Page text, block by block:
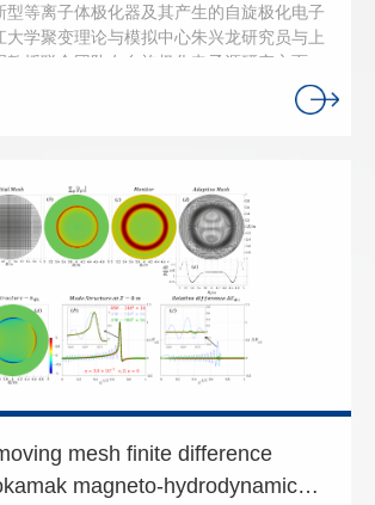
Pinching in Nonuniform Plasmas”。 研
密度梯度非均匀等离子体——即沿电子束传
此作用构型下，电子束传输过程中受到的横
，从而实现全域整体性快速箍缩；被高度压
据理论模型，电子束在此过程中Betatron辐射
不断增加，激发高能强辐射。由此导致束流
场辐射主导的新作用机制，最终高效产生准
，如示意图1所示。图1. 电子束在非均匀等离
缩实现高效辐射，产生准直伽马射线源的原
利用三维粒子数值模拟程序详细研究了该物
，采用5 GeV纳库级电子束与400微米长的密
等离子体相互作用后，电子束可被聚焦至初
束流箍缩带来两大核心突破：一方面，高密
前所未有的数十TV/m超强尾波场；另一方
强横向振荡场中触发显著强场量子辐射效
转化为高能伽马光子。该机制突破了经典
型等离子体极化器及其产生的自旋极化电子
大学聚变理论与模拟中心朱兴龙研究员与上
授联合团队在自旋极化电子源研究方面取
现了电子束与固体靶相互作用可以驱动一种
子极化机制，并由此产生具有高极化度的稠
电子源在基础研究与实际应用中发挥着至关
寻找超标准模型的新物理、探测核子结构、
此外，极化电子束还可以作为种子源来产生
正电子束，用于探索宇宙中物质与反物质的
本物理问题。目前，高能极化电子源主要通
应在存储环中产生；或者直接从光阴极中提
然后利用加速器将其加速至高能量。这些方
加速器，并且束流强度有限。近期，有研究
激光与电子束对撞来产生极化电子的方案。
的时空振荡特性，很难获得高极化度的稠密
（10PW）级高功率高强度激光脉冲，实验
因此，亟需发展一种高效、简洁的新方法
mesh finite difference
hydrodynamic